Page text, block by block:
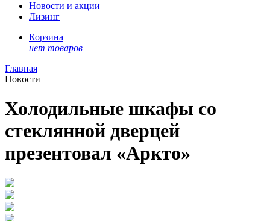
Новости и акции
Лизинг
Корзина
нет товаров
Главная
Новости
Холодильные шкафы со
стеклянной дверцей
презентовал «Аркто»